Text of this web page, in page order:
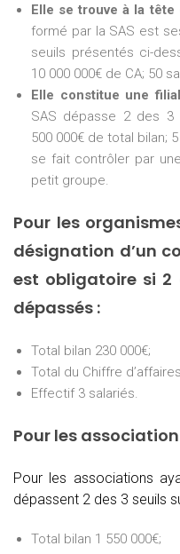
Elle se trouve à la tête
formé par la SAS est
seuils présentés ci-
10 000 000€ de CA; 50
Elle constitue une
SAS dépasse 2 des 3
500 000€ de total bilan;
se fait contrôler par
petit groupe.
Pour les
désignation d’un
est obligatoire si 2
dépassés :
Total bilan 230 000€;
Total du Chiffre
Effectif 3 salariés.
Pour les
Pour les associations
dépassent 2 des 3 seuils
Total bilan 1 550 000€;